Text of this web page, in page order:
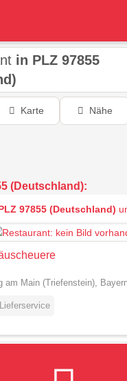
in PLZ 97855
Karte Nähe
(Deutschland):
97855 (Deutschland)
am Main (Triefenstein),
Lieferservice